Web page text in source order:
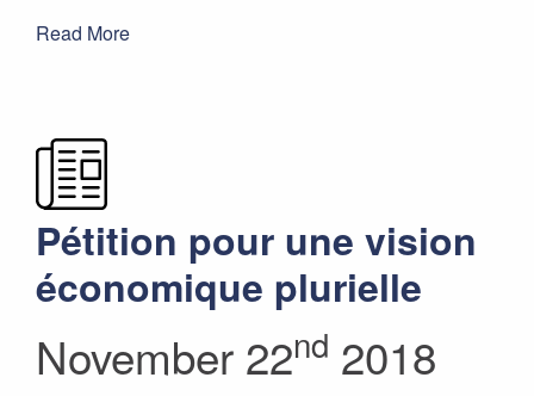
Read More
Pétition pour une vision
économique plurielle
November 22nd 2018